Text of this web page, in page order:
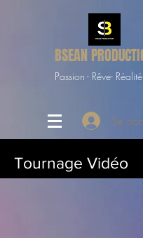
BSEAN
Passion - Rêve- Réalité
Se
Tournage Vidéo